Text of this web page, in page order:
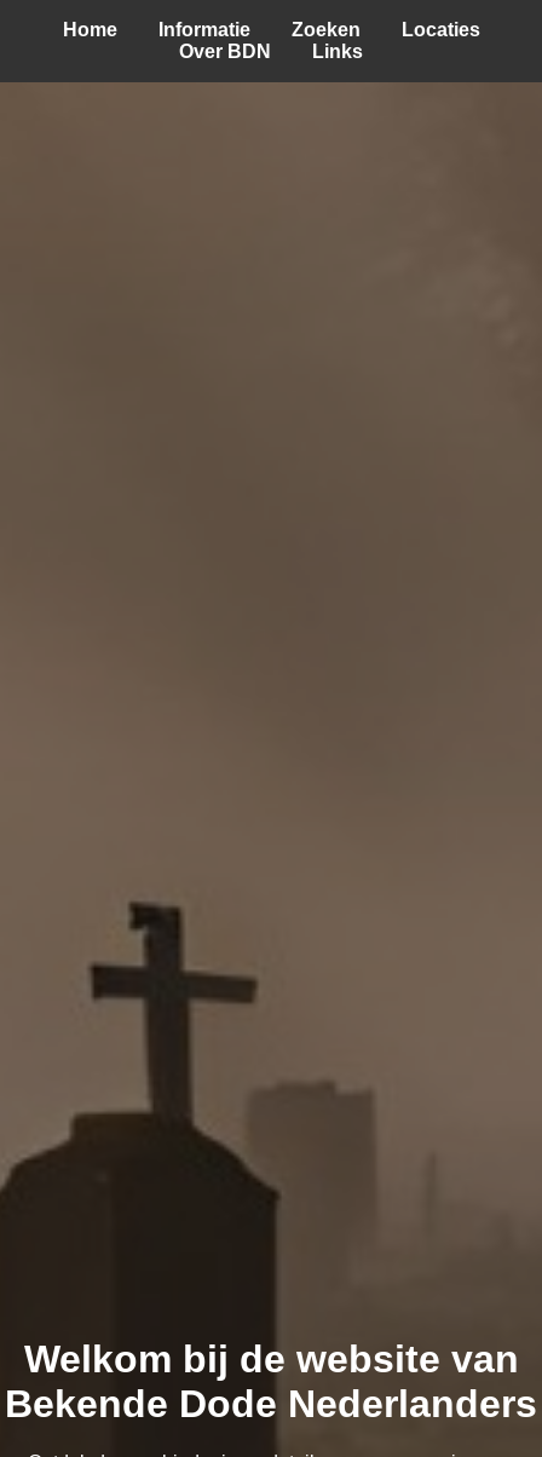
Home Informatie Zoeken
Locaties
Over BDN
Links
Welkom bij de website van
Bekende Dode Nederlanders